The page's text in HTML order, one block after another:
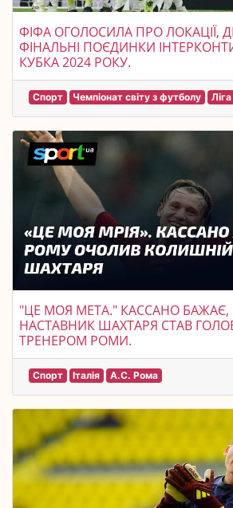
ФІФА ОГОЛОСИЛА ПРО ЛОКАЦІЇ,
ФІНАЛЬНІ ПОЄДИНКИ
КУБКА 2024 РОКУ.
Спорт Чемпіонат світу з футболу
"ЦЕ МОЯ МЕТА." КАССАНО
НАСТАВНИК ШАХТАРЯ СТАВ
ТРЕНЕРОМ РОМИ.
Спорт Італія А.С. Рома